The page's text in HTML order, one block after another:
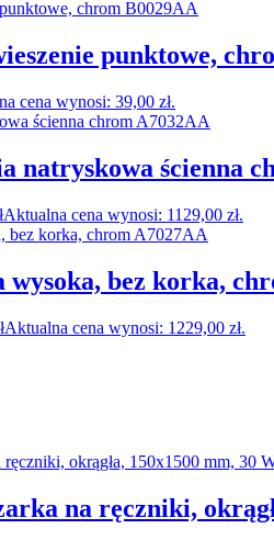
punktowe,
cena wynosi: 39,00 zł.
ścienna
Aktualna cena wynosi: 1129,00 zł.
bez korka,
Aktualna cena wynosi: 1229,00 zł.
na ręczniki,